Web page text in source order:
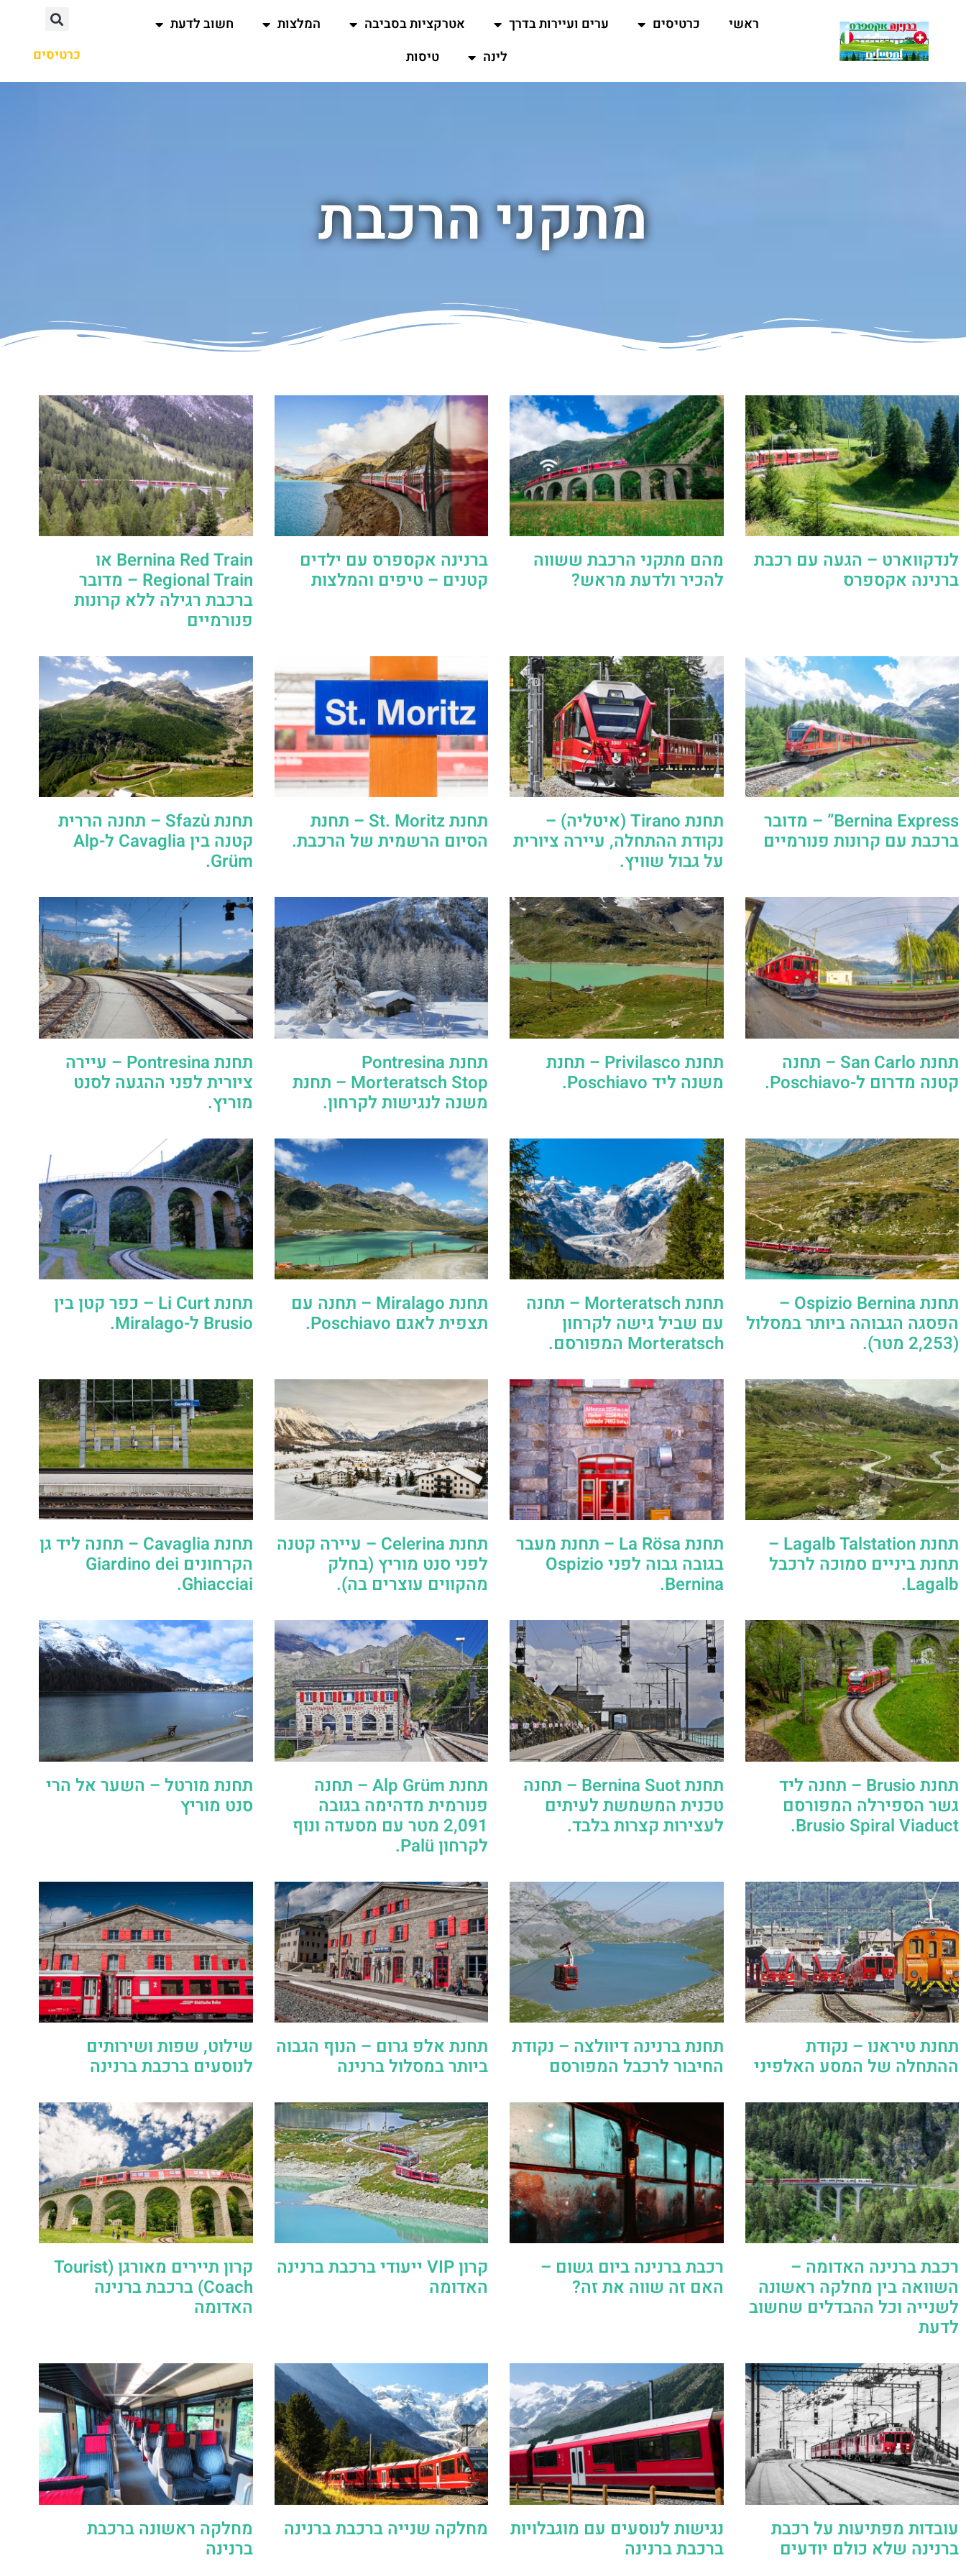
ראשי כרטיסים ערים ועיירות בדרך אטרקציות בסביבה המלצות
חשוב לדעת
לינה
טיסות כרטיסים
מתקני הרכבת
לנדקווארט – הגעה עם רכבת
ברנינה אקספרס
מהם מתקני הרכבת ששווה
להכיר ולדעת מראש?
ברנינה אקספרס עם ילדים
קטנים – טיפים והמלצות
Bernina Red Train או
Regional Train – מדובר
ברכבת רגילה ללא קרונות
פנורמיים
Bernina Express” – מדובר
ברכבת עם קרונות פנורמיים
תחנת Tirano (איטליה) –
נקודת ההתחלה, עיירה ציורית
על גבול שוויץ.
תחנת St. Moritz – תחנת
הסיום הרשמית של הרכבת.
תחנת Sfazù – תחנה הררית
קטנה בין Cavaglia ל-Alp
Grüm.
תחנת San Carlo – תחנה
קטנה מדרום ל-Poschiavo.
תחנת Privilasco – תחנת
משנה ליד Poschiavo.
תחנת Pontresina
Morteratsch Stop – תחנת
משנה לנגישות לקרחון.
תחנת Pontresina – עיירה
ציורית לפני ההגעה לסנט
מוריץ.
תחנת Ospizio Bernina –
הפסגה הגבוהה ביותר במסלול
(2,253 מטר).
תחנת Morteratsch – תחנה
עם שביל גישה לקרחון
Morteratsch המפורסם.
תחנת Miralago – תחנה עם
תצפית לאגם Poschiavo.
תחנת Li Curt – כפר קטן בין
Brusio ל-Miralago.
תחנת Lagalb Talstation –
תחנת ביניים סמוכה לרכבל
Lagalb.
תחנת La Rösa – תחנת מעבר
בגובה גבוה לפני Ospizio
Bernina.
תחנת Celerina – עיירה קטנה
לפני סנט מוריץ (בחלק
מהקווים עוצרים בה).
תחנת Cavaglia – תחנה ליד גן
הקרחונים Giardino dei
Ghiacciai.
תחנת Brusio – תחנה ליד
גשר הספירלה המפורסם
Brusio Spiral Viaduct.
תחנת Bernina Suot – תחנה
טכנית המשמשת לעיתים
לעצירות קצרות בלבד.
תחנת Alp Grüm – תחנה
פנורמית מדהימה בגובה
2,091 מטר עם מסעדה ונוף
לקרחון Palü.
תחנת מורטל – השער אל הרי
סנט מוריץ
תחנת טיראנו – נקודת
ההתחלה של המסע האלפיני
תחנת ברנינה דיוולצה – נקודת
החיבור לרכבל המפורסם
תחנת אלפ גרום – הנוף הגבוה
ביותר במסלול ברנינה
שילוט, שפות ושירותים
לנוסעים ברכבת ברנינה
רכבת ברנינה האדומה –
השוואה בין מחלקה ראשונה
לשנייה וכל ההבדלים שחשוב
לדעת
רכבת ברנינה ביום גשום –
האם זה שווה את זה?
קרון VIP ייעודי ברכבת ברנינה
האדומה
קרון תיירים מאורגן (Tourist
Coach) ברכבת ברנינה
האדומה
עובדות מפתיעות על רכבת
ברנינה שלא כולם יודעים
נגישות לנוסעים עם מוגבלויות
ברכבת ברנינה
מחלקה שנייה ברכבת ברנינה
מחלקה ראשונה ברכבת
ברנינה